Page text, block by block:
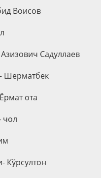
Воисов
Садуллаев
Шерматбек
ота
чол
Кўрсултон